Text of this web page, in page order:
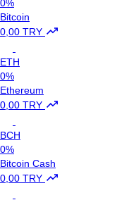
0%
Bitcoin
0,00 TRY
ETH
0%
Ethereum
0,00 TRY
BCH
0%
Bitcoin Cash
0,00 TRY